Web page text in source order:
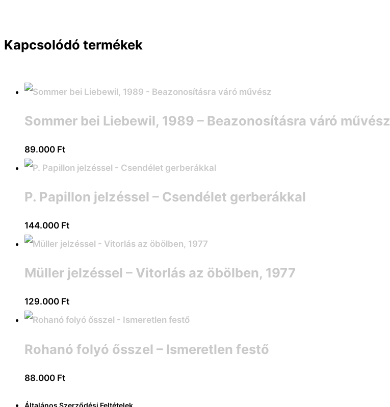
Kapcsolódó termékek
Sommer bei Liebewil, 1989 – Beazonosításra váró művész
89.000 Ft
P. Papillon jelzéssel – Csendélet gerberákkal
144.000 Ft
Müller jelzéssel – Vitorlás az öbölben, 1977
129.000 Ft
Rohanó folyó ősszel – Ismeretlen festő
88.000 Ft
Általános Szerződési Feltételek